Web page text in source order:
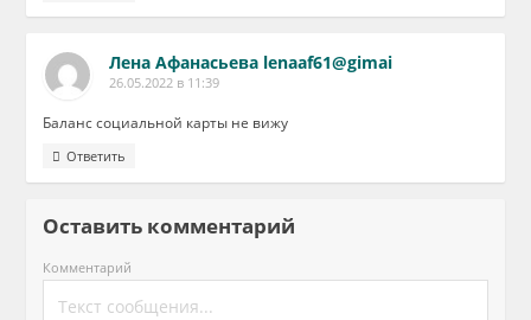
Лена Афанасьева lenaaf61@gimai
26.05.2022 в 11:39
Баланс социальной карты не вижу
Ответить
Оставить комментарий
Комментарий